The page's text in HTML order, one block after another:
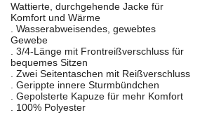
Wattierte, durchgehende Jacke für
Komfort und Wärme
. Wasserabweisendes, gewebtes
Gewebe
. 3/4-Länge mit Frontreißverschluss für
bequemes Sitzen
. Zwei Seitentaschen mit Reißverschluss
. Gerippte innere Sturmbündchen
. Gepolsterte Kapuze für mehr Komfort
. 100% Polyester